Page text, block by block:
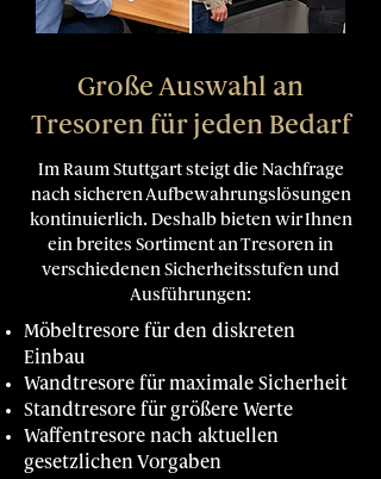
Große Auswahl an
Tresoren für jeden Bedarf
Im Raum Stuttgart steigt die Nachfrage
nach sicheren Aufbewahrungslösungen
kontinuierlich. Deshalb bieten wir Ihnen
ein breites Sortiment an Tresoren in
verschiedenen Sicherheitsstufen und
Ausführungen:
Möbeltresore für den diskreten
Einbau
Wandtresore für maximale Sicherheit
Standtresore für größere Werte
Waffentresore nach aktuellen
gesetzlichen Vorgaben